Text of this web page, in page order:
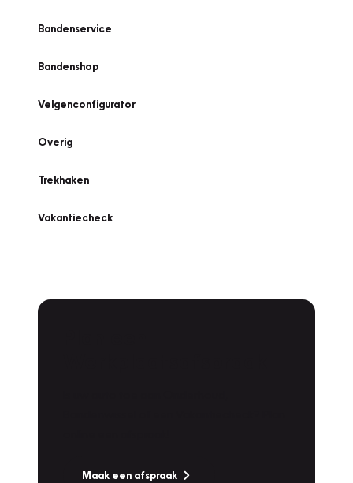
Bandenservice
Bandenshop
Velgenconfigurator
Overig
Trekhaken
Vakantiecheck
Maak een afspraak